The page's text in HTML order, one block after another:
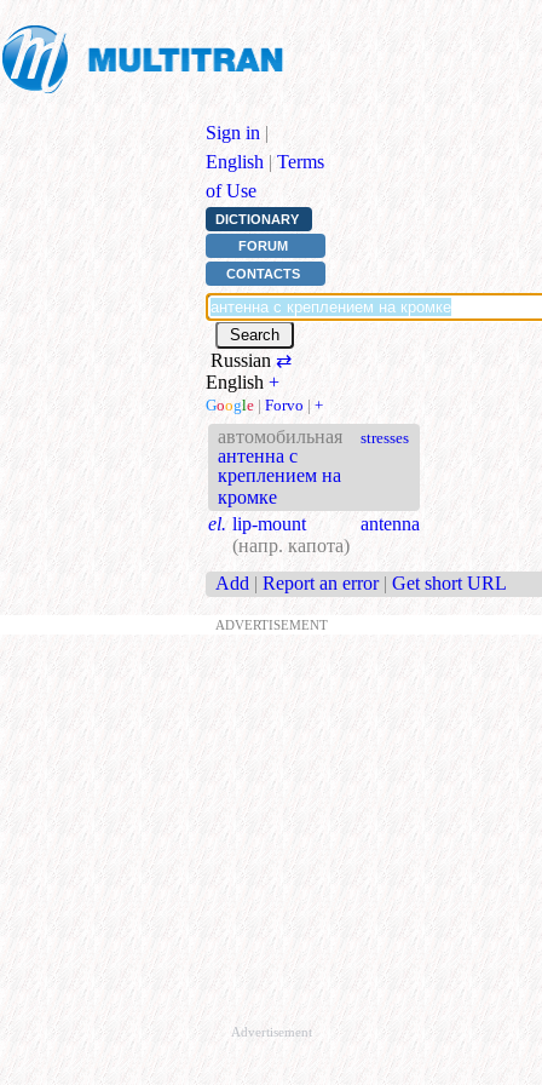
Sign in |
English | Terms
of Use
DICTIONARY
FORUM
CONTACTS
Russian ⇄
English +
Google | Forvo | +
автомобильная
антенна с
креплением на
кромке
stresses
el. lip-mount antenna
(напр. капота)
Add | Report an error | Get short URL
ADVERTISEMENT
Advertisement